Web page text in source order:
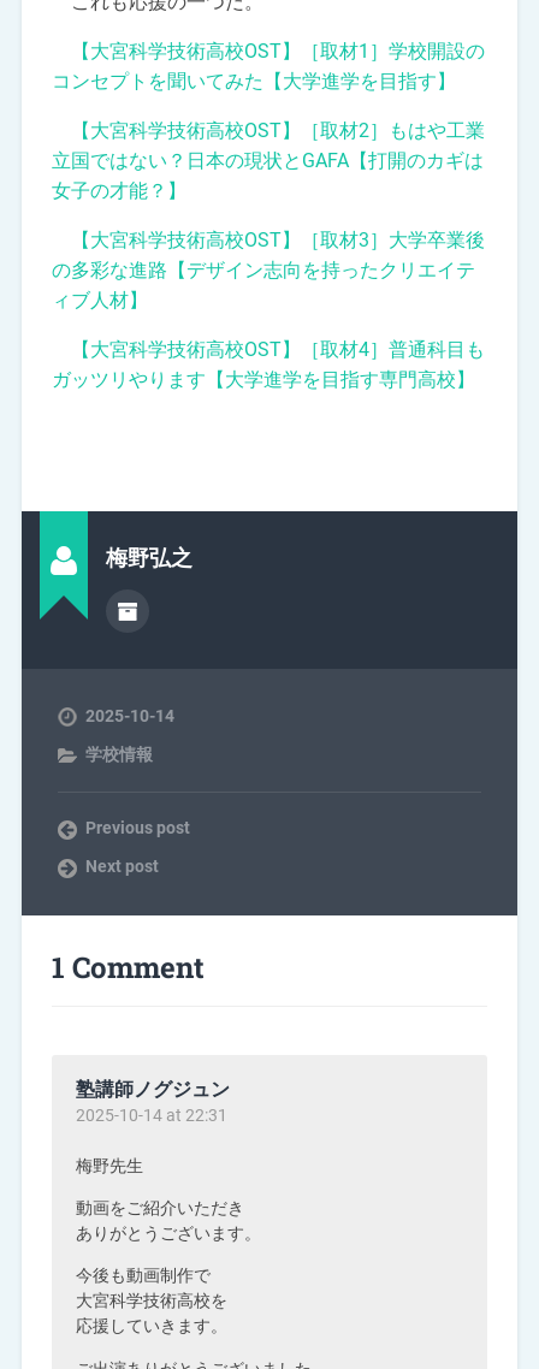
【大宮科学技術高校OST】［取材1］学校開設の
コンセプトを聞いてみた【大学進学を目指す】
【大宮科学技術高校OST】［取材2］もはや工業
立国ではない？日本の現状とGAFA【打開のカギは
女子の才能？】
【大宮科学技術高校OST】［取材3］大学卒業後
の多彩な進路【デザイン志向を持ったクリエイテ
ィブ人材】
【大宮科学技術高校OST】［取材4］普通科目も
ガッツリやります【大学進学を目指す専門高校】
梅野弘之
2025-10-14
学校情報
Previous post
Next post
1 Comment
塾講師ノグジュン
2025-10-14 at 22:31
梅野先生
動画をご紹介いただき
ありがとうございます。
今後も動画制作で
大宮科学技術高校を
応援していきます。